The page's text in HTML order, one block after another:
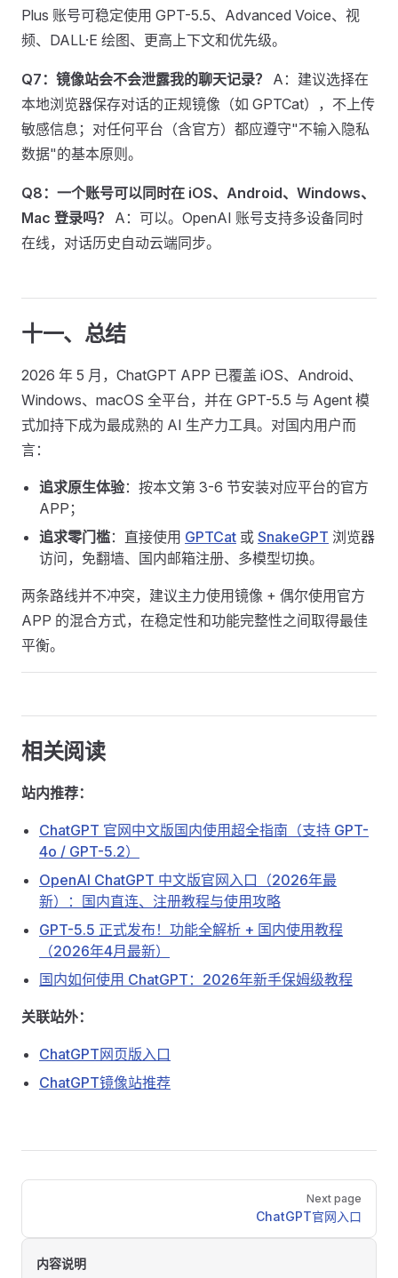
Plus 账号可稳定使用 GPT-5.5、Advanced Voice、视
频、DALL·E 绘图、更高上下文和优先级。
Q7：镜像站会不会泄露我的聊天记录？
A：建议选择在
本地浏览器保存对话的正规镜像（如 GPTCat），不上传
敏感信息；对任何平台（含官方）都应遵守"不输入隐私
数据"的基本原则。
Q8：一个账号可以同时在 iOS、Android、Windows、
Mac 登录吗？
A：可以。OpenAI 账号支持多设备同时
在线，对话历史自动云端同步。
十一、总结
2026 年 5 月，ChatGPT APP 已覆盖 iOS、Android、
Windows、macOS 全平台，并在 GPT-5.5 与 Agent 模
式加持下成为最成熟的 AI 生产力工具。对国内用户而
言：
追求原生体验：按本文第 3-6 节安装对应平台的官方
APP；
追求零门槛：直接使用 GPTCat 或 SnakeGPT 浏览器
访问，免翻墙、国内邮箱注册、多模型切换。
两条路线并不冲突，建议主力使用镜像 + 偶尔使用官方
APP 的混合方式，在稳定性和功能完整性之间取得最佳
平衡。
相关阅读
站内推荐：
ChatGPT 官网中文版国内使用超全指南（支持 GPT-
4o / GPT-5.2）
OpenAI ChatGPT 中文版官网入口（2026年最
新）：国内直连、注册教程与使用攻略
GPT-5.5 正式发布！功能全解析 + 国内使用教程
（2026年4月最新）
国内如何使用 ChatGPT：2026年新手保姆级教程
关联站外：
ChatGPT网页版入口
ChatGPT镜像站推荐
Pager
Next page
ChatGPT官网入口
内容说明